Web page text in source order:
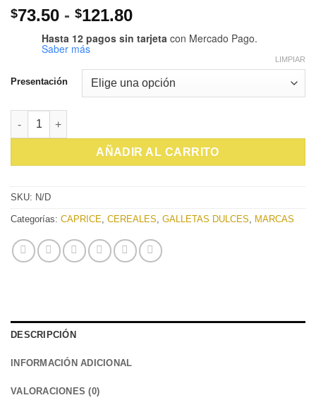
$73.50 - $121.80Rango
de
precios:
desde
$73.50
hasta
Hasta 12 pagos sin tarjeta con Mercado Pago.
Saber más
Presentación
LIMPIAR
GALLETA CAPRICE CHOCOLATE NEGRO cantidad
AÑADIR AL CARRITO
SKU: N/D
Categorías: CAPRICE, CEREALES, GALLETAS DULCES, MARCAS
DESCRIPCIÓN
INFORMACIÓN ADICIONAL
VALORACIONES (0)